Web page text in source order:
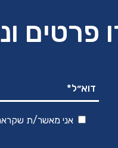
פרטים
אני מאשר/ת